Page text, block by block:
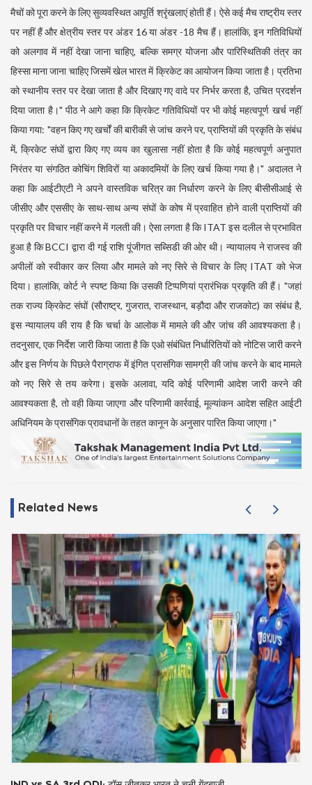
मैचों को पूरा करने के लिए सुव्यवस्थित आपूर्ति श्रृंखलाएं होती हैं। ऐसे कई मैच राष्ट्रीय स्तर
पर नहीं हैं और क्षेत्रीय स्तर पर अंडर 16 या अंडर -18 मैच हैं। हालांकि, इन गतिविधियों
को अलगाव में नहीं देखा जाना चाहिए, बल्कि समग्र योजना और पारिस्थितिकी तंत्र का
हिस्सा माना जाना चाहिए जिसमें खेल भारत में क्रिकेट का आयोजन किया जाता है। प्रतिभा
को स्थानीय स्तर पर देखा जाता है और दिखाए गए वादे पर निर्भर करता है, उचित प्रदर्शन
दिया जाता है।" पीठ ने आगे कहा कि क्रिकेट गतिविधियों पर भी कोई महत्वपूर्ण खर्च नहीं
किया गया: "वहन किए गए खर्चों की बारीकी से जांच करने पर, प्राप्तियों की प्रकृति के संबंध
में, क्रिकेट संघों द्वारा किए गए व्यय का खुलासा नहीं होता है कि कोई महत्वपूर्ण अनुपात
निरंतर या संगठित कोचिंग शिविरों या अकादमियों के लिए खर्च किया गया है।" अदालत ने
कहा कि आईटीएटी ने अपने वास्तविक चरित्र का निर्धारण करने के लिए बीसीसीआई से
जीसीए और एससीए के साथ-साथ अन्य संघों के कोष में प्रवाहित होने वाली प्राप्तियों की
प्रकृति पर विचार नहीं करने में गलती की। ऐसा लगता है कि ITAT इस दलील से प्रभावित
हुआ है कि BCCI द्वारा दी गई राशि पूंजीगत सब्सिडी की ओर थी। न्यायालय ने राजस्व की
अपीलों को स्वीकार कर लिया और मामले को नए सिरे से विचार के लिए ITAT को भेज
दिया। हालांकि, कोर्ट ने स्पष्ट किया कि उसकी टिप्पणियां प्रारंभिक प्रकृति की हैं। "जहां
तक ​​राज्य क्रिकेट संघों (सौराष्ट्र, गुजरात, राजस्थान, बड़ौदा और राजकोट) का संबंध है,
इस न्यायालय की राय है कि चर्चा के आलोक में मामले की और जांच की आवश्यकता है।
तदनुसार, एक निर्देश जारी किया जाता है कि एओ संबंधित निर्धारितियों को नोटिस जारी करने
और इस निर्णय के पिछले पैराग्राफ में इंगित प्रासंगिक सामग्री की जांच करने के बाद मामले
को नए सिरे से तय करेगा। इसके अलावा, यदि कोई परिणामी आदेश जारी करने की
आवश्यकता है, तो वही किया जाएगा और परिणामी कार्रवाई, मूल्यांकन आदेश सहित आईटी
अधिनियम के प्रासंगिक प्रावधानों के तहत कानून के अनुसार पारित किया जाएगा।"
Related News